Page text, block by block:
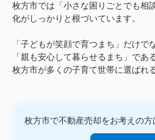
枚方市では「小さな困りごとでも相
化がしっかりと根づいています。
「子どもが笑顔で育つまち」だけで
「親も安心して暮らせるまち」で
枚方市が多くの子育て世帯に選ばれ
枚方市で不動産売却をお考えの方